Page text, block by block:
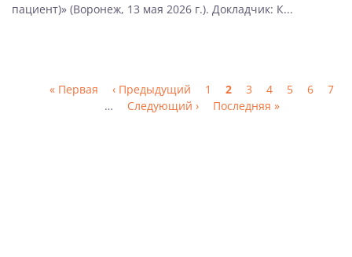
пациент)» (Воронеж, 13 мая 2026 г.). Докладчик: К...
Нумерация
Первая
« Первая
Предыдущая
страница
‹ Предыдущий Страница
1
Текущая
страница
2 Страница
3 Страница
4 Страница
5 6
7
…
Следующая
Следующий ›
Последняя
Последняя »